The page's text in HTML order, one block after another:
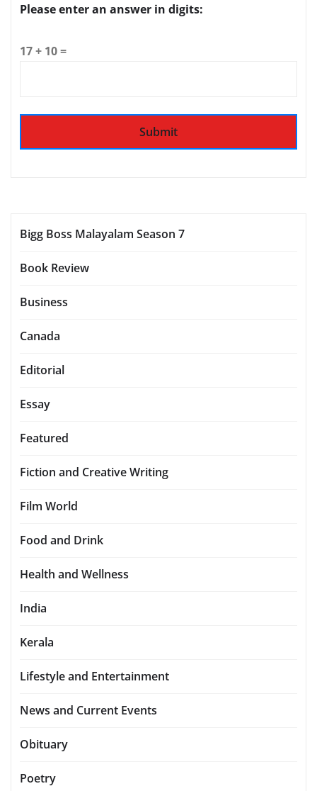
Please enter an answer in digits:
17 + 10 =
Bigg Boss Malayalam Season 7
Book Review
Business
Canada
Editorial
Essay
Featured
Fiction and Creative Writing
Film World
Food and Drink
Health and Wellness
India
Kerala
Lifestyle and Entertainment
News and Current Events
Obituary
Poetry